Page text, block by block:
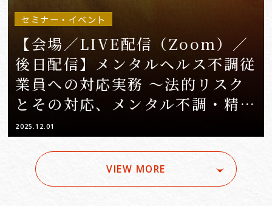
セミナー・イベント
【会場／LIVE配信（Zoom）／
後日配信】メンタルヘルス不調従
業員への対応実務 〜法的リスク
とその対応、メンタル不調・精神
疾患を予防するための対応策と
は〜
2025.12.01
VIEW MORE